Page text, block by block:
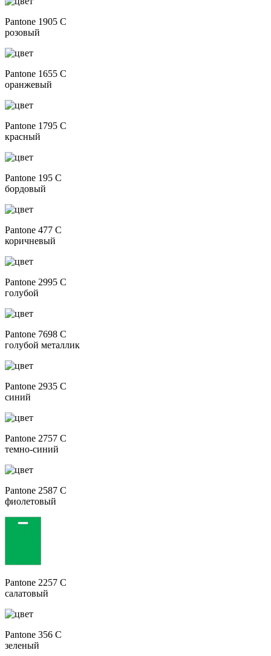
Pantone 1905 C
розовый
Pantone 1655 C
оранжевый
Pantone 1795 C
красный
Pantone 195 C
бордовый
Pantone 477 C
коричневый
Pantone 2995 C
голубой
Pantone 7698 C
голубой металлик
Pantone 2935 C
синий
Pantone 2757 C
темно-синий
Pantone 2587 C
фиолетовый
Pantone 2257 C
салатовый
Pantone 356 C
зеленый